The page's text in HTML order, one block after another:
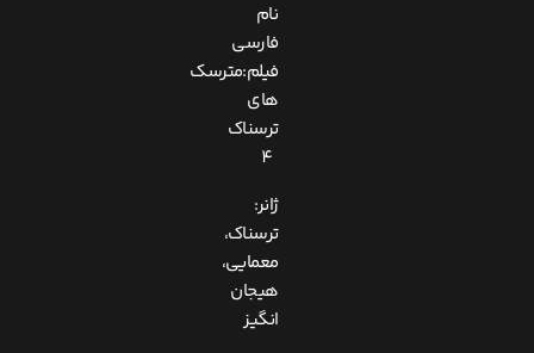
نام
فارسی
فیلم:مترسک
های
ترسناک
4
ژانر:
ترسناک،
معمایی،
هیجان
انگیز